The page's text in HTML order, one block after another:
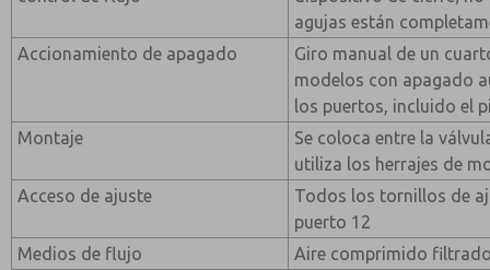
agujas están
Accionamiento de apagado
Giro manual de un
modelos con apagado
los puertos, incluido el
Montaje
Se coloca entre la
utiliza los herrajes de
Acceso de ajuste
Todos los tornillos de
puerto 12
Medios de flujo
Aire comprimido